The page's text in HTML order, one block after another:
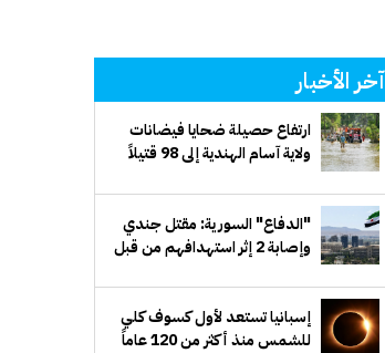
آخر الأخبار
ارتفاع حصيلة ضحايا فيضانات
ولاية آسام الهندية إلى 98 قتيلاً
"الدفاع" السورية: مقتل جندي
وإصابة 2 إثر استهدافهم من قبل
إسبانيا تستعد لأول كسوف كلي
للشمس منذ أكثر من 120 عاماً